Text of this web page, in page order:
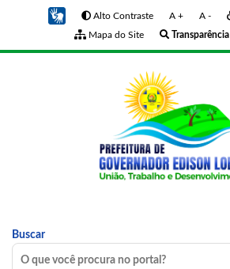
Alto Contraste A + A -
Mapa do Site
Transparência
Buscar